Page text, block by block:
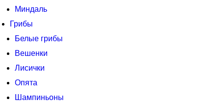
Миндаль
Грибы
Белые грибы
Вешенки
Лисички
Опята
Шампиньоны